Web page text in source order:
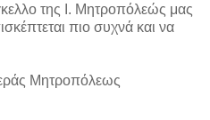
της Ι. Μητροπόλεώς μας
πιο συχνά και να
Μητροπόλεως